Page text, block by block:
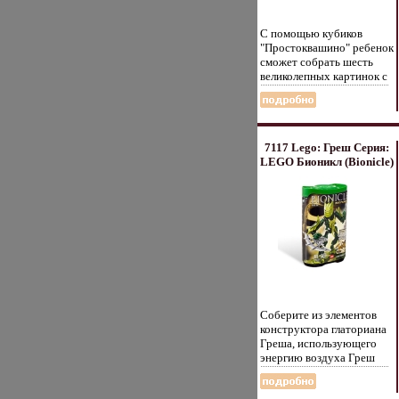
С помощью кубиков
"Простоквашино" ребенок
сможет собрать шесть
великолепных картинок с
изображением любимых
героев одноименного
зрительное восприятие,
наблюдатеасыутльность и
моторику рук и
произвольные движения
Ребенок научится
складывать целостный
образ из частей,
определять недостающие
7117 Lego: Греш Серия:
LEGO Бионикл (Bionicle)
Соберите из элементов
конструктора глаториана
Греша, использующего
энергию воздуха Греш
вооружен двумя
серебристыми